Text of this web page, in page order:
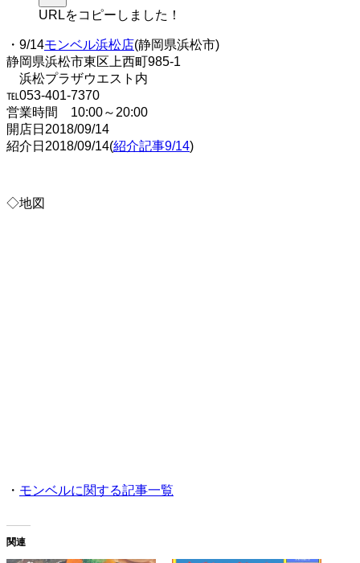
URLをコピーしました！
・9/14モンベル浜松店(静岡県浜松市)
静岡県浜松市東区上西町985-1
浜松プラザウエスト内
℡053-401-7370
営業時間 10:00～20:00
開店日2018/09/14
紹介日2018/09/14(紹介記事9/14)
◇地図
・ モンベルに関する記事一覧
関連